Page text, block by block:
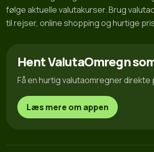
følge aktuelle valutakurser. Brug
til rejser, online shopping og hurtige
Hent ValutaOmregn
Få en hurtig valutaomregner direkte
Læs mere om appen